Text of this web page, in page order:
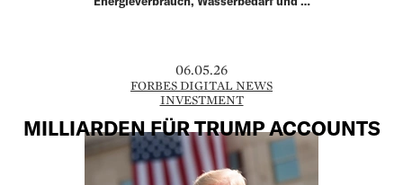
06.05.26
FORBES DIGITAL NEWS
INVESTMENT
MILLIARDEN FÜR TRUMP ACCOUNTS